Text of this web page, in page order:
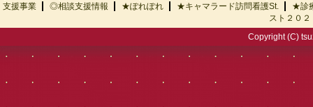
支援事業
◎相談支援情報 ★ぽれぽれ ★キャマラード訪問看護St.
★診
スト２０２
Copyright (C)